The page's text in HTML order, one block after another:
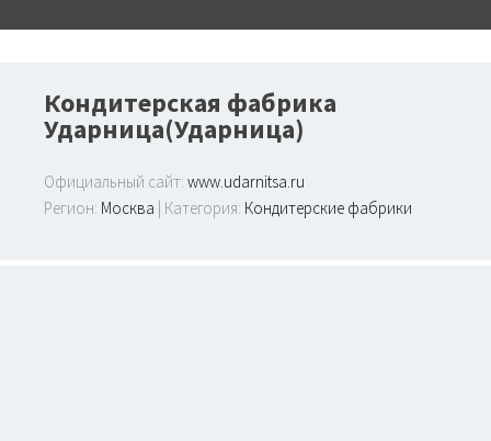
Кондитерская фабрика
Ударница(Ударница)
Официальный сайт: www.udarnitsa.ru
Регион: Москва | Категория: Кондитерские фабрики